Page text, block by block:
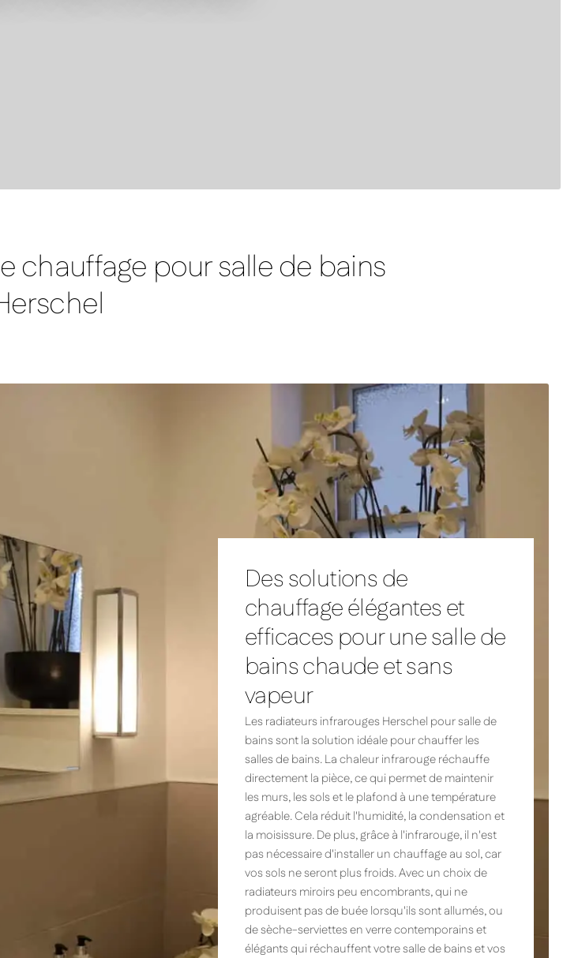
chauffage pour salle de bains
Des solutions de
chauffage élégantes et
efficaces pour une salle de
bains chaude et sans
vapeur
Les radiateurs infrarouges Herschel pour salle de
bains sont la solution idéale pour chauffer les
salles de bains. La chaleur infrarouge réchauffe
directement la pièce, ce qui permet de maintenir
les murs, les sols et le plafond à une température
agréable. Cela réduit l'humidité, la condensation et
la moisissure. De plus, grâce à l'infrarouge, il n'est
pas nécessaire d'installer un chauffage au sol, car
vos sols ne seront plus froids. Avec un choix de
radiateurs miroirs peu encombrants, qui ne
produisent pas de buée lorsqu'ils sont allumés, ou
de sèche-serviettes en verre contemporains et
élégants qui réchauffent votre salle de bains et vos